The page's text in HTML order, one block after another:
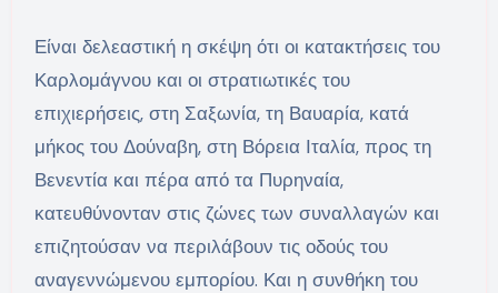
Είναι δελεαστική η σκέψη ότι οι κατακτήσεις του
Καρλομάγνου και οι στρατιωτικές του
επιχιερήσεις, στη Σαξωνία, τη Βαυαρία, κατά
μήκος του Δούναβη, στη Βόρεια Ιταλία, προς τη
Βενεντία και πέρα από τα Πυρηναία,
κατευθύνονταν στις ζώνες των συναλλαγών και
επιζητούσαν να περιλάβουν τις οδούς του
αναγεννώμενου εμπορίου. Και η συνθήκη του